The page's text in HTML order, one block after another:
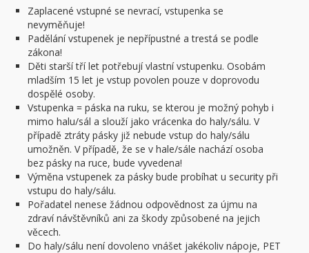
Zaplacené vstupné se nevrací, vstupenka se
nevyměňuje!
Padělání vstupenek je nepřípustné a trestá se podle
zákona!
Děti starší tří let potřebují vlastní vstupenku. Osobám
mladším 15 let je vstup povolen pouze v doprovodu
dospělé osoby.
Vstupenka = páska na ruku, se kterou je možný pohyb i
mimo halu/sál a slouží jako vrácenka do haly/sálu. V
případě ztráty pásky již nebude vstup do haly/sálu
umožněn. V případě, že se v hale/sále nachází osoba
bez pásky na ruce, bude vyvedena!
Výměna vstupenek za pásky bude probíhat u security při
vstupu do haly/sálu.
Pořadatel nenese žádnou odpovědnost za újmu na
zdraví návštěvníků ani za škody způsobené na jejich
věcech.
Do haly/sálu není dovoleno vnášet jakékoliv nápoje, PET